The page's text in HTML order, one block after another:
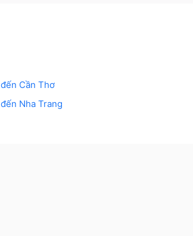
đến Cần Thơ
đến Nha Trang